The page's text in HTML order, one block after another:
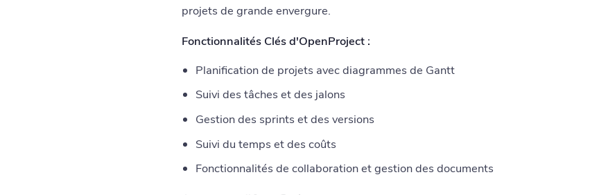
projets de grande envergure.
Fonctionnalités Clés d'OpenProject :
Planification de projets avec diagrammes de Gantt
Suivi des tâches et des jalons
Gestion des sprints et des versions
Suivi du temps et des coûts
Fonctionnalités de collaboration et gestion des documents